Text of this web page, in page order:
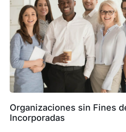
Organizaciones sin Fines
Incorporadas